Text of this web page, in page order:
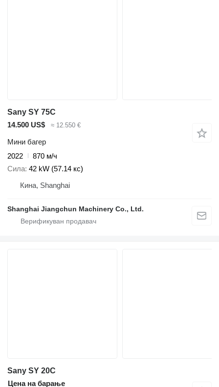
Sany SY 75C
14.500 US$
≈ 12.550 €
Мини багер
2022
870 м/ч
Сила 42 kW (57.14 кс)
Кина, Shanghai
Shanghai Jiangchun Machinery Co., Ltd.
Sany SY 20C
Цена на барање